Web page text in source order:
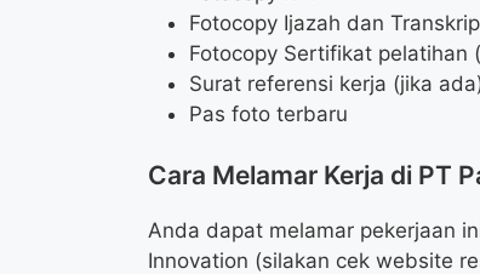
Fotocopy Ijazah dan
Fotocopy Sertifikat pelatihan
Surat referensi kerja (jika
Pas foto terbaru
Cara Melamar Kerja di PT
Anda dapat melamar pekerjaan
Innovation (silakan cek website